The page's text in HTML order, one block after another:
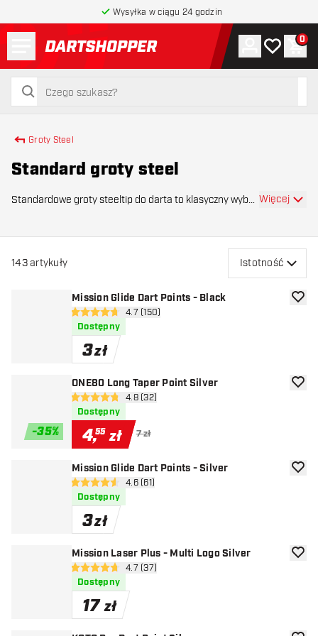
Wysyłka w ciągu 24 godzin
powrót do strony głównej
szukaj
szukaj
Konto
Moja lista
0
Groty Steel
Standard groty steel
Standardowe groty steeltip do darta to klasyczny wybór Więcej
143artykuły Istotność
Mission Glide Dart Points - Black
otwórz panel recenzji
4.7 gwiazdki oceny
4.7 (150)
Dostępny
3zł
-35%
ONE80 Long Taper Point Silver
otwórz panel recenzji
4.8 gwiazdki oceny
4.8 (32)
Dostępny
4,55 zł 7 zł
Mission Glide Dart Points - Silver
otwórz panel recenzji
4.6 gwiazdki oceny
4.6 (61)
Dostępny
3zł
Mission Laser Plus - Multi Logo Silver
otwórz panel recenzji
4.7 gwiazdki oceny
4.7 (37)
Dostępny
17 zł